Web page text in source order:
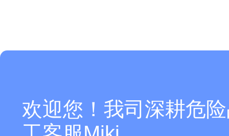
欢迎您！我司深耕危